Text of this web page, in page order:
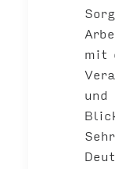
mit
und